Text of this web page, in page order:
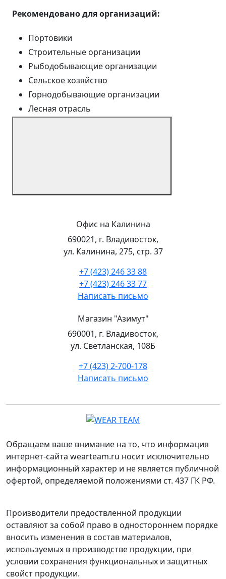
Рекомендовано для организаций:
Портовики
Строительные организации
Рыбодобывающие организации
Сельское хозяйство
Горнодобывающие организации
Лесная отрасль
Офис на Калинина
690021, г. Владивосток,
ул. Калинина, 275, стр. 37
+7 (423) 246 33 88
+7 (423) 246 33 77
Написать письмо
Магазин "Азимут"
690001, г. Владивосток,
ул. Светланская, 108Б
+7 (423) 2-700-178
Написать письмо
Обращаем ваше внимание на то, что информация
интернет-сайта wearteam.ru носит исключительно
информационный характер и не является публичной
офертой, определяемой положениями ст. 437 ГК РФ.
Производители предоствленной продукции
оставляют за собой право в одностороннем порядке
вносить изменения в состав материалов,
используемых в производстве продукции, при
условии сохранения функциональных и защитных
свойст продукции.